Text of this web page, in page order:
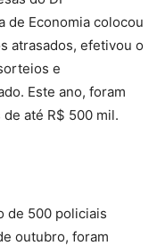
de Economia colocou
atrasados, efetivou o
e
Este ano, foram
até R$ 500 mil.
de 500 policiais
outubro, foram